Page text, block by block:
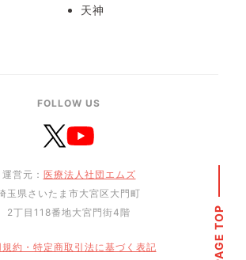
天神
FOLLOW US
運営元： 医療法人社団エムズ
玉県さいたま市大宮区大門町
2丁目118番地大宮門街4階
規約・特定商取引法に基づく表記 PAGE TOP